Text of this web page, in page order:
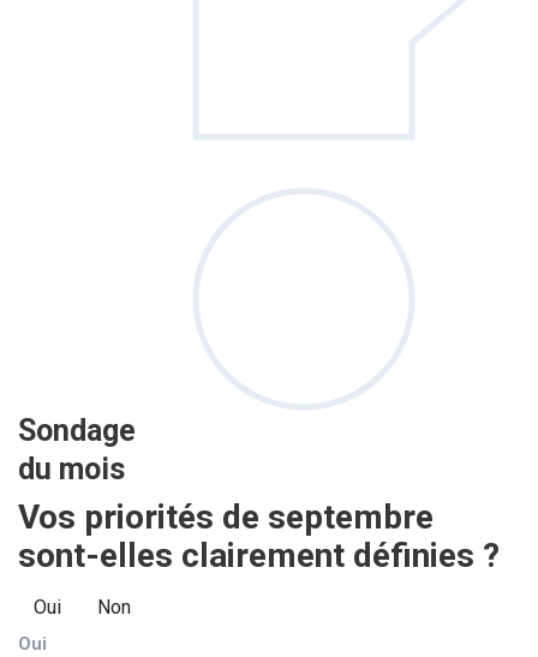
Sondage
du mois
Vos priorités de septembre
sont-elles clairement définies ?
Oui Non
Oui